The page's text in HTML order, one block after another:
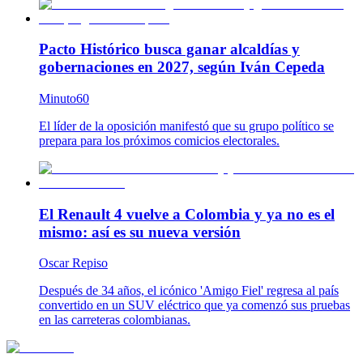
Pacto Histórico busca ganar alcaldías y
gobernaciones en 2027, según Iván Cepeda
Minuto60
El líder de la oposición manifestó que su grupo político se
prepara para los próximos comicios electorales.
El Renault 4 vuelve a Colombia y ya no es el
mismo: así es su nueva versión
Oscar Repiso
Después de 34 años, el icónico 'Amigo Fiel' regresa al país
convertido en un SUV eléctrico que ya comenzó sus pruebas
en las carreteras colombianas.